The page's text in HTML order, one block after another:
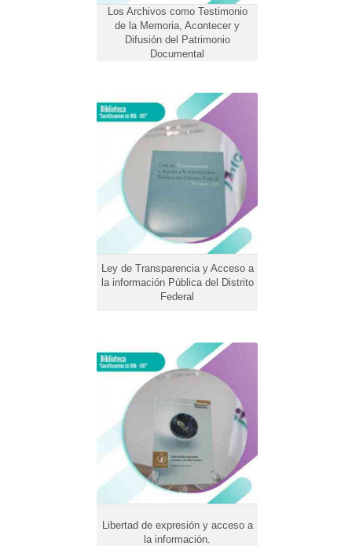
Los Archivos como Testimonio
de la Memoria, Acontecer y
Difusión del Patrimonio
Documental
Ley de Transparencia y Acceso a
la información Pública del Distrito
Federal
Ley de Transparencia y
Acceso a la información
Pública del Distrito Federal
Libertad de expresión y acceso a
la información.
Libertad de expresión y
acceso a la información.